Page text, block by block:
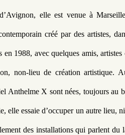
elle est venue à
créé par des artistes,
1988, avec quelques amis,
non-lieu de création artistique.
Anthelme X sont nées, toujours au
elle essaie d’occuper un autre lieu,
des installations qui parlent du